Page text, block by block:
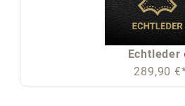
Echtleder
289,90